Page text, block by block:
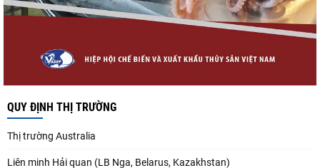
QUY ĐỊNH THỊ TRƯỜNG
Thị trường Australia
Liên minh Hải quan (LB Nga, Belarus, Kazakhstan)